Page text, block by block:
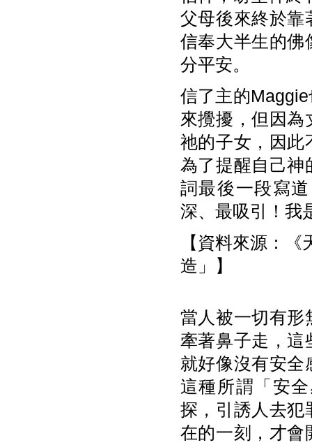
父母後來終於靠
信奉大半生的佛
分平安。
信了主的
來攪擾，但因為
祂的子女，因此
為了提醒自己神
詞最後一段寫
深、最吸引！我
【資料來源：
造」】
當人被一切有形
牽著鼻子走，這
就好像沒有安
這種所謂「安
探，引誘人去犯
在的一刻，才會